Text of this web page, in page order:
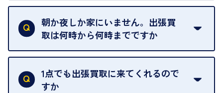
ご自宅以外での査定はお引き受けできません。ご指
定のお店や、ほかのお客様への迷惑となることが考
えられるためです。
朝か夜しか家にいません。出張買
取は何時から何時までですか
ご訪問可能時間は、10時から19時です。
ただし、お品物の種類や量によっては対応させてい
ただくことがあります。
1点でも出張買取に来てくれるので
すか